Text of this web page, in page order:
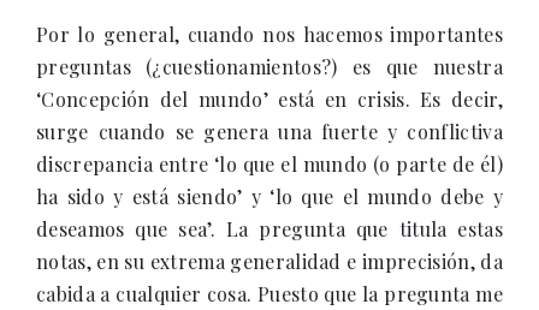
Por lo general, cuando nos hacemos importantes
preguntas (¿cuestionamientos?) es que nuestra
‘Concepción del mundo’ está en crisis. Es decir,
surge cuando se genera una fuerte y conflictiva
discrepancia entre ‘lo que el mundo (o parte de él)
ha sido y está siendo’ y ‘lo que el mundo debe y
deseamos que sea’. La pregunta que titula estas
notas, en su extrema generalidad e imprecisión, da
cabida a cualquier cosa. Puesto que la pregunta me